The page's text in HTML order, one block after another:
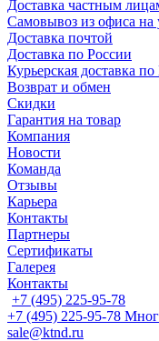
Доставка частным
Самовывоз из офиса на
Доставка почтой
Доставка по России
Курьерская доставка
Возврат и обмен
Скидки
Гарантия на товар
Компания
Новости
Команда
Отзывы
Карьера
Контакты
Партнеры
Сертификаты
Галерея
Контакты
+7 (495) 225-95-78
+7 (495) 225-95-78
sale@ktnd.ru